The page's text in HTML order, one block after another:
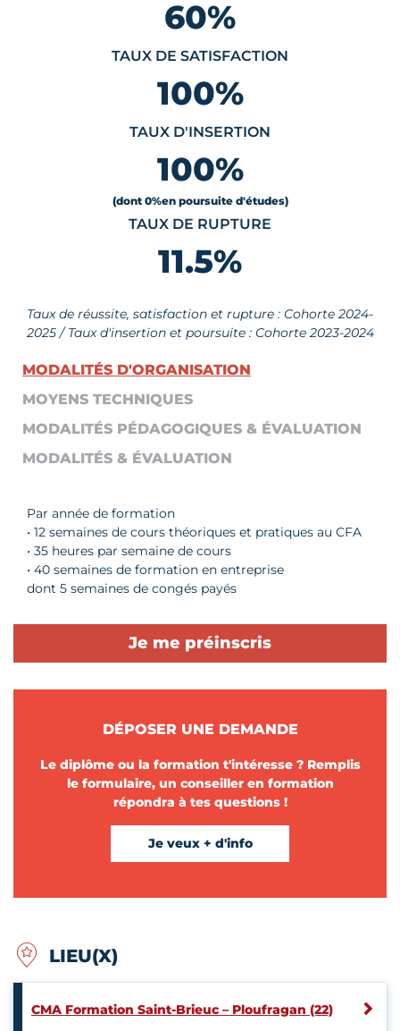
60%
TAUX DE SATISFACTION
100%
TAUX D'INSERTION
100%
(dont 0%en poursuite d'études)
TAUX DE RUPTURE
11.5%
Taux de réussite, satisfaction et rupture : Cohorte 2024-
2025 / Taux d'insertion et poursuite : Cohorte 2023-2024
MODALITÉS D'ORGANISATION
MOYENS TECHNIQUES
MODALITÉS PÉDAGOGIQUES & ÉVALUATION
MODALITÉS & ÉVALUATION
Par année de formation
• 12 semaines de cours théoriques et pratiques au CFA
• 35 heures par semaine de cours
• 40 semaines de formation en entreprise
dont 5 semaines de congés payés
Je me préinscris
DÉPOSER UNE DEMANDE
Le diplôme ou la formation t'intéresse ? Remplis
le formulaire, un conseiller en formation
répondra à tes questions !
Je veux + d'info
LIEU(X)
CMA Formation Saint-Brieuc – Ploufragan (22)